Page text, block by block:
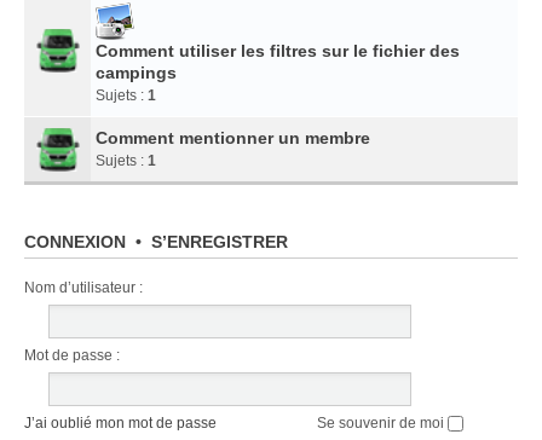
Comment utiliser les filtres sur le fichier des
campings
Sujets : 1
Comment mentionner un membre
Sujets : 1
CONNEXION • S’ENREGISTRER
Nom d’utilisateur :
Mot de passe :
J’ai oublié mon mot de passe Se souvenir de moi